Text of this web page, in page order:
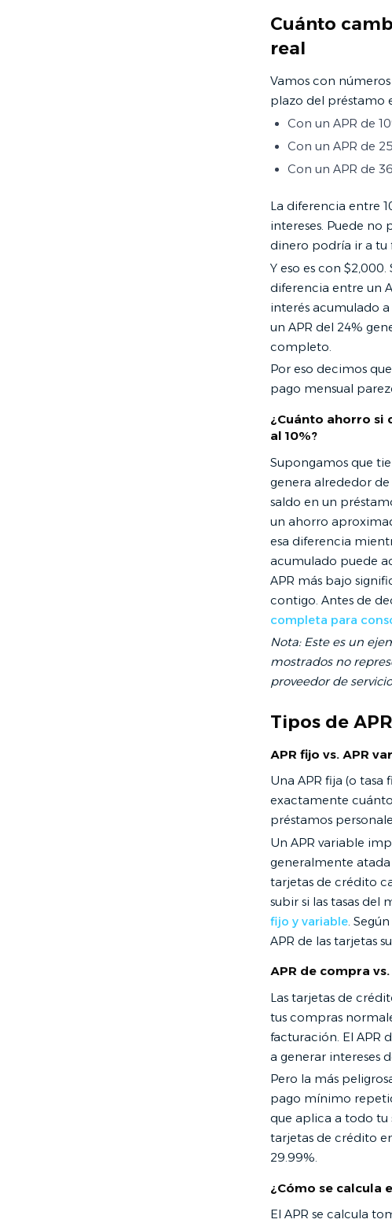
Cuánto
real
Vamos con
plazo del préstamo
Con un APR de
Con un APR de
Con un APR de
La diferencia entre
intereses. Puede no
dinero podría ir a tu
Y eso es con
diferencia entre un
interés acumulado
un APR del 24%
completo.
Por eso decimos
pago mensual
¿Cuánto ahorro si
al 10%?
Supongamos que
genera alrededor de
saldo en un
un ahorro
esa diferencia
acumulado puede
APR más bajo
contigo. Antes de
completa para
Nota: Este es un
mostrados no
proveedor de
Tipos de
APR fijo vs. APR
Una APR fija (o
exactamente cuánto
préstamos
Un APR variable
generalmente
tarjetas de crédito
subir si las tasas del
fijo y variable.
APR de las tarjetas
APR de compra
Las tarjetas de
tus compras
facturación. El APR
a generar intereses
Pero la más
pago mínimo
que aplica a todo tu
tarjetas de crédito
29.99%.
¿Cómo se calcula
El APR se calcula